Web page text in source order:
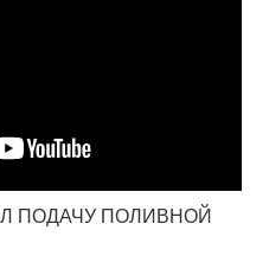
ПОДАЧУ ПОЛИВНОЙ